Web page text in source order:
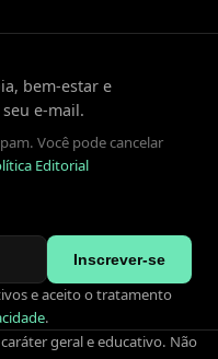
bem-estar e
e-mail.
Você pode cancelar
Editorial
Inscrever-se
e aceito o tratamento
.
geral e educativo. Não